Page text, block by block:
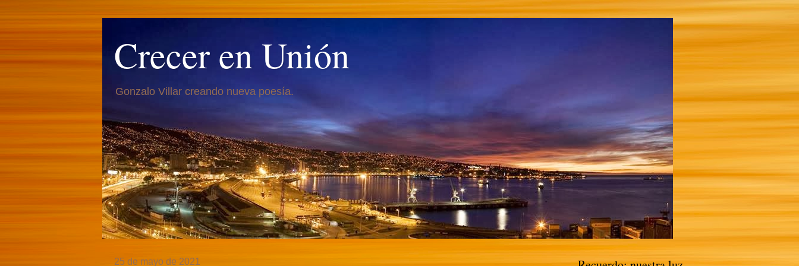
Crecer en Unión
Gonzalo Villar creando nueva poesía.
25 de mayo de 2021